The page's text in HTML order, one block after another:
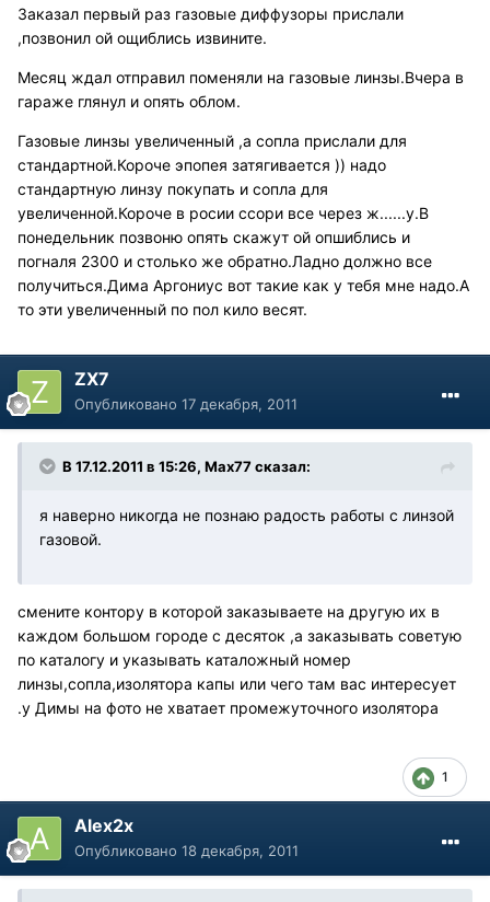
Заказал первый раз газовые диффузоры прислали
,позвонил ой ощиблись извините.
Месяц ждал отправил поменяли на газовые линзы.Вчера в
гараже глянул и опять облом.
Газовые линзы увеличенный ,а сопла прислали для
стандартной.Короче эпопея затягивается )) надо
стандартную линзу покупать и сопла для
увеличенной.Короче в росии ссори все через ж......у.В
понедельник позвоню опять скажут ой опшиблись и
погналя 2300 и столько же обратно.Ладно должно все
получиться.Дима Аргониус вот такие как у тебя мне надо.А
то эти увеличенный по пол кило весят.
ZX7
Опубликовано 17 декабря, 2011
В 17.12.2011 в 15:26, Max77 сказал:
я наверно никогда не познаю радость работы с линзой
газовой.
смените контору в которой заказываете на другую их в
каждом большом городе с десяток ,а заказывать советую
по каталогу и указывать каталожный номер
линзы,сопла,изолятора капы или чего там вас интересует
.у Димы на фото не хватает промежуточного изолятора
1
Alex2x
Опубликовано 18 декабря, 2011